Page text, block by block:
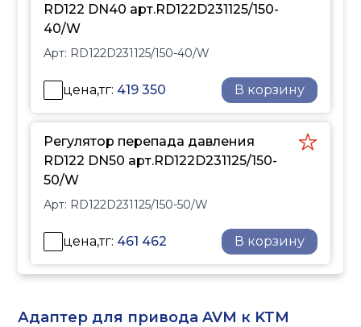
RD122 DN40 арт.RD122D231125/150-
40/W
Арт: RD122D231125/150-40/W
цена,тг: 419 350 В корзину
Регулятор перепада давления
RD122 DN50 арт.RD122D231125/150-
50/W
Арт: RD122D231125/150-50/W
цена,тг: 461 462 В корзину
Адаптер для привода AVM к KTM